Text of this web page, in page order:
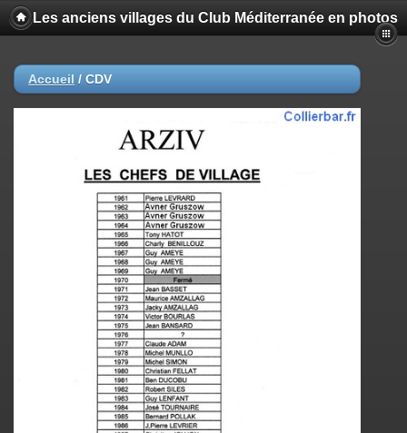
Les anciens villages du Club Méditerranée en photos
Accueil / CDV